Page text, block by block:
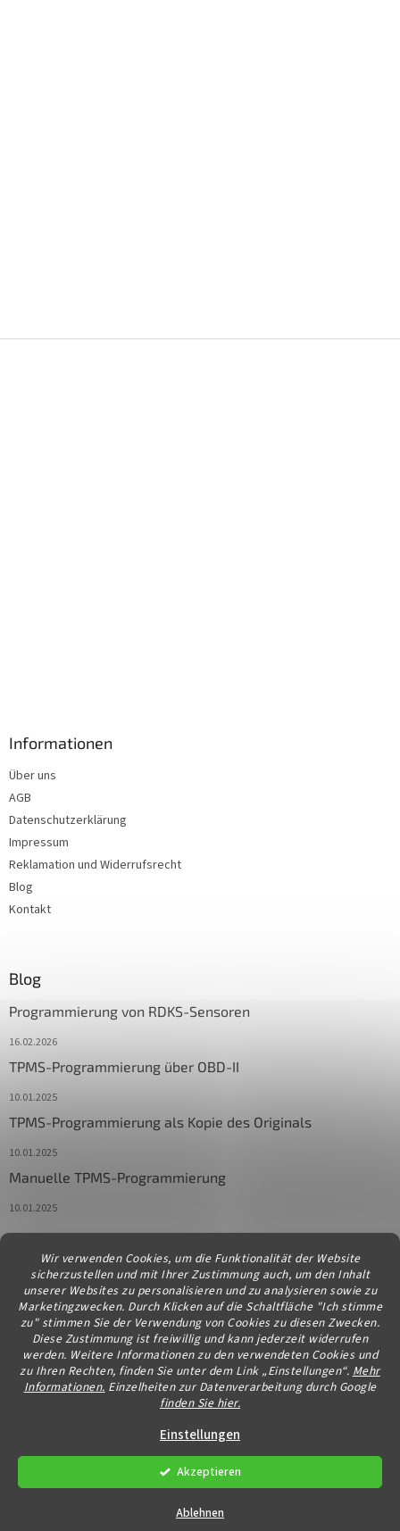
Wir verwenden Cookies, um die Funktionalität der Website
sicherzustellen und mit Ihrer Zustimmung auch, um den Inhalt
unserer Websites zu personalisieren und zu analysieren sowie zu
Marketingzwecken. Durch Klicken auf die Schaltfläche "Ich stimme
zu" stimmen Sie der Verwendung von Cookies zu diesen Zwecken.
Diese Zustimmung ist freiwillig und kann jederzeit widerrufen
werden. Weitere Informationen zu den verwendeten Cookies und
zu Ihren Rechten, finden Sie unter dem Link „Einstellungen“. Mehr
Informationen. Einzelheiten zur Datenverarbeitung durch Google
finden Sie hier.
Einstellungen
Ablehnen
Akzeptieren
Informationen
Über uns
AGB
Datenschutzerklärung
Impressum
Reklamation und Widerrufsrecht
Blog
Kontakt
Blog
Programmierung von RDKS-Sensoren
16.02.2026
TPMS-Programmierung über OBD-II
10.01.2025
TPMS-Programmierung als Kopie des Originals
10.01.2025
Manuelle TPMS-Programmierung
10.01.2025
Kontakt
info@diagstore.at
Erstellt von Shoptet
Copyright 2026diagstore.at. Alle Rechte vorbehalten.Cookie-
Einstellungen ändern